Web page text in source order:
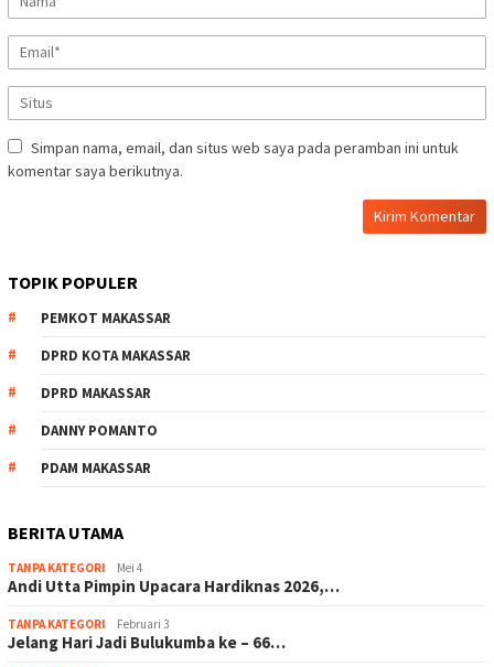
Simpan nama, email, dan situs web saya pada peramban ini untuk
komentar saya berikutnya.
TOPIK POPULER
PEMKOT MAKASSAR
DPRD KOTA MAKASSAR
DPRD MAKASSAR
DANNY POMANTO
PDAM MAKASSAR
BERITA UTAMA
TANPA KATEGORI Mei 4
Andi Utta Pimpin Upacara Hardiknas 2026,…
TANPA KATEGORI Februari 3
Jelang Hari Jadi Bulukumba ke – 66…